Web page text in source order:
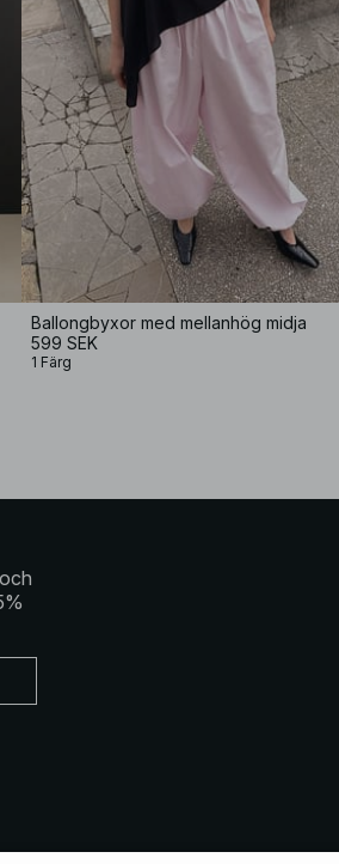
Ballongbyxor med mellanhög midja
599 SEK
1 Färg